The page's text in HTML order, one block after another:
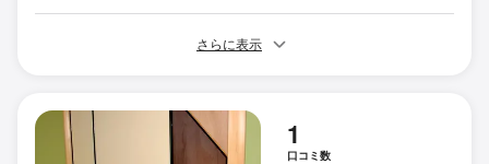
さらに表示
1
口コミ数